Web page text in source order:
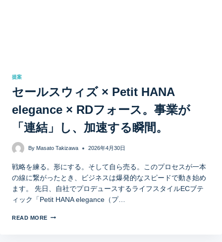
提案
セールスウィズ × Petit HANA
elegance × RDフォース。事業が
「連結」し、加速する瞬間。
By Masato Takizawa 2026年4月30日
戦略を練る。形にする。そして自ら売る。このプロセスが一本
の線に繋がったとき、ビジネスは爆発的なスピードで動き始め
ます。 先日、自社でプロデュースするライフスタイルECブテ
ィック「Petit HANA elegance（プ…
READ MORE